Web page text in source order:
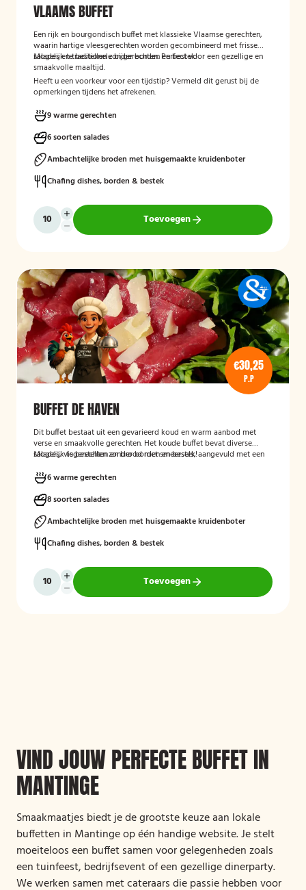
VLAAMS BUFFET
Een rijk en bourgondisch buffet met klassieke Vlaamse gerechten,
waarin hartige vleesgerechten worden gecombineerd met frisse
salades en traditionele bijgerechten. Perfect voor een gezellige en
smaakvolle maaltijd.
Mogelijk te bestellen zonder borden en bestek!
Heeft u een voorkeur voor een tijdstip? Vermeld dit gerust bij de
opmerkingen tijdens het afrekenen.
9 warme gerechten
6 soorten salades
Ambachtelijke broden met huisgemaakte kruidenboter
Chafing dishes, borden & bestek
Toevoegen
€30,25
P.P
BUFFET DE HAVEN
Dit buffet bestaat uit een gevarieerd koud en warm aanbod met
verse en smaakvolle gerechten. Het koude buffet bevat diverse
salades, visgerechten en brood met smeersels, aangevuld met een
zoals eendenborst, gamba’s, biefstukreepjes en buikspek,
geserveerd met bijgerechten zoals gewokte groenten en
aardappeltjes.
Mogelijk te bestellen zonder borden en bestek!
6 warme gerechten
8 soorten salades
Ambachtelijke broden met huisgemaakte kruidenboter
Chafing dishes, borden & bestek
Toevoegen
VIND JOUW PERFECTE BUFFET IN
MANTINGE
Smaakmaatjes biedt je de grootste keuze aan lokale
buffetten in Mantinge op één handige website. Je stelt
moeiteloos een buffet samen voor gelegenheden zoals
een tuinfeest, bedrijfsevent of een gezellige dinerparty.
We werken samen met cateraars die passie hebben voor